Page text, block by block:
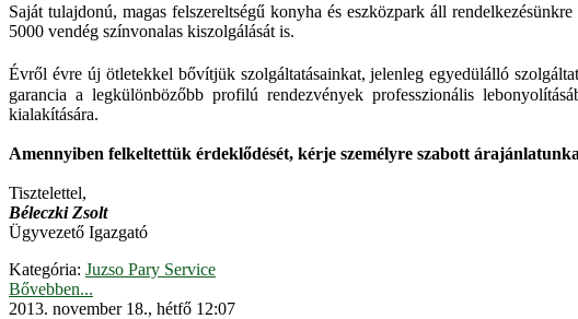
Saját tulajdonú, magas felszereltségű konyha és eszközpark áll
5000 vendég színvonalas kiszolgálását is.
Évről évre új ötletekkel bővítjük szolgáltatásainkat, jelenleg egyedülálló
garancia a legkülönbözőbb profilú rendezvények professzionális
kialakítására.
Amennyiben felkeltettük érdeklődését, kérje személyre szabott
Tisztelettel,
Béleczki Zsolt
Ügyvezető Igazgató
Kategória: Juzso Pary Service
Bővebben...
2013. november 18., hétfő 12:07